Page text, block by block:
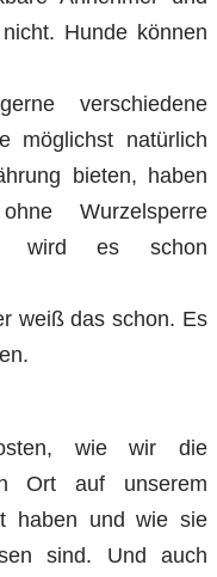
Hunde können
verschiedene
möglichst natürlich
bieten, haben
Wurzelsperre
wird es schon
weiß das schon. Es
wie wir die
Ort auf unserem
haben und wie sie
sind. Und auch